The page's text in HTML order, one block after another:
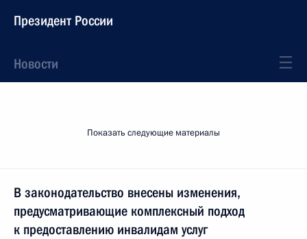
Президент России
Новости
Показать следующие материалы
В законодательство внесены изменения,
предусматривающие комплексный подход
к предоставлению инвалидам услуг